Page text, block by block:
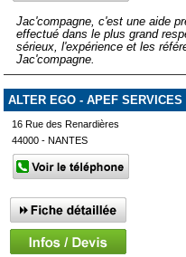
Jac'compagne, c'est une aide
effectué dans le plus grand
sérieux, l'expérience et les
Jac'compagne.
ALTER EGO - APEF SERVICES
16 Rue des Renardières
44000 - NANTES